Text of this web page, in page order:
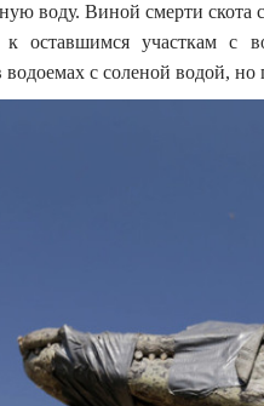
воду. Виной смерти скота
к оставшимся участкам с
с соленой водой, но